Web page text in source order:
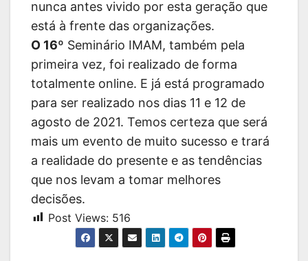
nunca antes vivido por esta geração que
está à frente das organizações.
O 16º Seminário IMAM, também pela
primeira vez, foi realizado de forma
totalmente online. E já está programado
para ser realizado nos dias 11 e 12 de
agosto de 2021. Temos certeza que será
mais um evento de muito sucesso e trará
a realidade do presente e as tendências
que nos levam a tomar melhores
decisões.
Post Views: 516